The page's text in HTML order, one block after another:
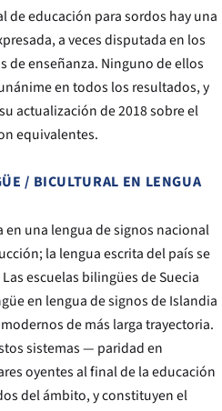
de educación para sordos hay una
a veces disputada en los
enseñanza. Ninguno de ellos
en todos los resultados, y
actualización de 2018 sobre el
equivalentes.
/ BICULTURAL EN LENGUA
en una lengua de signos nacional
la lengua escrita del país se
escuelas bilingües de Suecia
en lengua de signos de Islandia
de más larga trayectoria.
sistemas — paridad en
oyentes al final de la educación
del ámbito, y constituyen el